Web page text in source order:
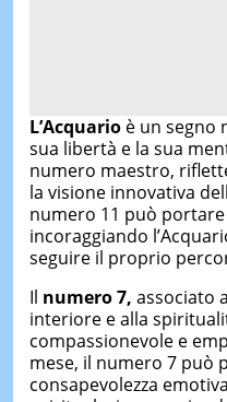
L’Acquarioè un segno
sua libertà e la sua
numero maestro,
la visione innovativa
numero 11 può
incoraggiando
seguire il proprio
Il numero 7, associato
interiore e alla
compassionevole e
mese, il numero 7 può
consapevolezza